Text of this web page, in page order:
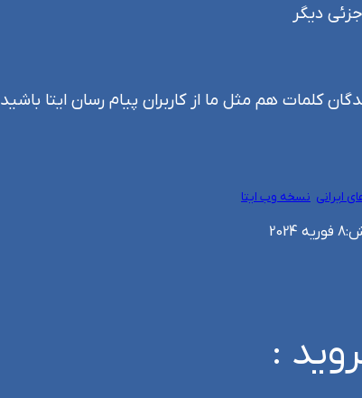
دیگر
کلمات هم مثل ما از کاربران پیام رسان ایتا باشید
ایرانی نسخه وب ایتا
8 فوریه 2024
: